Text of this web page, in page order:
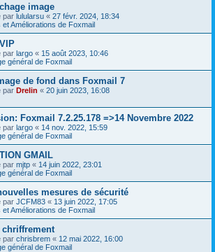
image
par lulularsu « 27 févr. 2024, 18:34
et Améliorations de Foxmail
par largo « 15 août 2023, 10:46
général de Foxmail
de fond dans Foxmail 7
par Drelin « 20 juin 2023, 16:08
Foxmail 7.2.25.178 =>14 Novembre 2022
par largo « 14 nov. 2022, 15:59
général de Foxmail
GMAIL
par mjtp « 14 juin 2022, 23:01
général de Foxmail
mesures de sécurité
par JCFM83 « 13 juin 2022, 17:05
et Améliorations de Foxmail
par chrisbrem « 12 mai 2022, 16:00
général de Foxmail